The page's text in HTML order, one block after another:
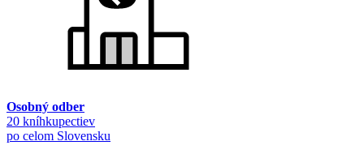
Osobný odber
20 kníhkupectiev
po celom Slovensku